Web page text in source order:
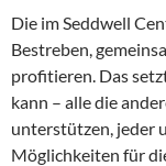
Die im Seddwell
Bestreben,
profitieren. Das
kann – alle die
unterstützen, jeder
Möglichkeiten für